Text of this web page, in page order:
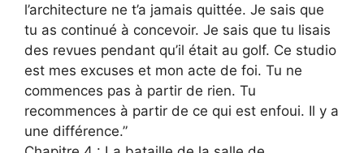
l’architecture ne t’a jamais quittée. Je sais que
tu as continué à concevoir. Je sais que tu lisais
des revues pendant qu’il était au golf. Ce studio
est mes excuses et mon acte de foi. Tu ne
commences pas à partir de rien. Tu
recommences à partir de ce qui est enfoui. Il y a
une différence.”